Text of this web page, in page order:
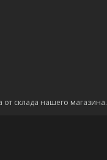
от склада нашего магазина.